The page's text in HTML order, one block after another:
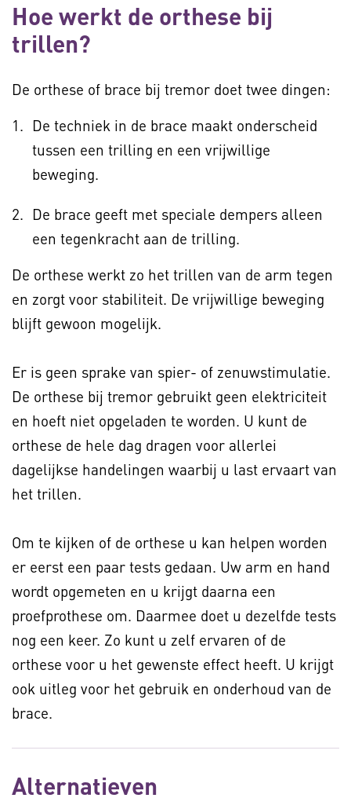
Hoe werkt de orthese bij
trillen?
De orthese of brace bij tremor doet twee dingen:
De techniek in de brace maakt onderscheid
tussen een trilling en een vrijwillige
beweging.
De brace geeft met speciale dempers alleen
een tegenkracht aan de trilling.
De orthese werkt zo het trillen van de arm tegen
en zorgt voor stabiliteit. De vrijwillige beweging
blijft gewoon mogelijk.
Er is geen sprake van spier- of zenuwstimulatie.
De orthese bij tremor gebruikt geen elektriciteit
en hoeft niet opgeladen te worden. U kunt de
orthese de hele dag dragen voor allerlei
dagelijkse handelingen waarbij u last ervaart van
het trillen.
Om te kijken of de orthese u kan helpen worden
er eerst een paar tests gedaan. Uw arm en hand
wordt opgemeten en u krijgt daarna een
proefprothese om. Daarmee doet u dezelfde tests
nog een keer. Zo kunt u zelf ervaren of de
orthese voor u het gewenste effect heeft. U krijgt
ook uitleg voor het gebruik en onderhoud van de
brace.
Alternatieven